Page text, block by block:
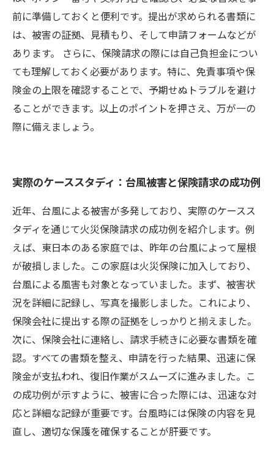
前に準備しておくと便利です。提出が求められる書類に
は、被害の証拠、見積もり、そして申請フォームなどが
あります。 さらに、保険請求の際には自己負担金につい
ても理解しておく必要があります。特に、免責事項や保
険金の上限を確認することで、予期せぬトラブルを避け
ることができます。以上のポイントを押さえ、万が一の
際に備えましょう。
実際のケーススタディ：台風被害と保険請求の成功例
近年、台風による被害が多発しており、実際のケースス
タディを通じて火災保険請求の成功例を紹介します。例
えば、東日本のある家庭では、昨年の台風によって屋根
が破損しました。この家庭は火災保険に加入しており、
台風による風害も対象となっていました。まず、被害状
況を詳細に記録し、写真を撮影しました。これにより、
保険会社に提出する際の証拠をしっかりと揃えました。
次に、保険会社に連絡し、請求手続きに必要な書類を確
認。すべての書類を整え、申請を行った結果、迅速に保
険金が支払われ、復旧作業がスムーズに進みました。こ
の成功例が示すように、被害に合った際には、迅速な対
応と詳細な記録が重要です。台風時には保険の内容を見
直し、適切な保護を確保することが肝要です。